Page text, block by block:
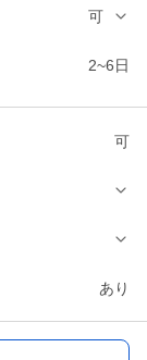
可
2~6日
可
あり